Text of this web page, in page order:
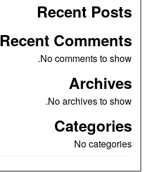
Recent Posts
Recent Comments
No comments to show.
Archives
No archives to show.
Categories
No categories